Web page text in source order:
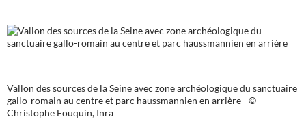
Vallon des sources de la Seine avec zone archéologique du sanctuaire
gallo-romain au centre et parc haussmannien en arrière - ©
Christophe Fouquin, Inra